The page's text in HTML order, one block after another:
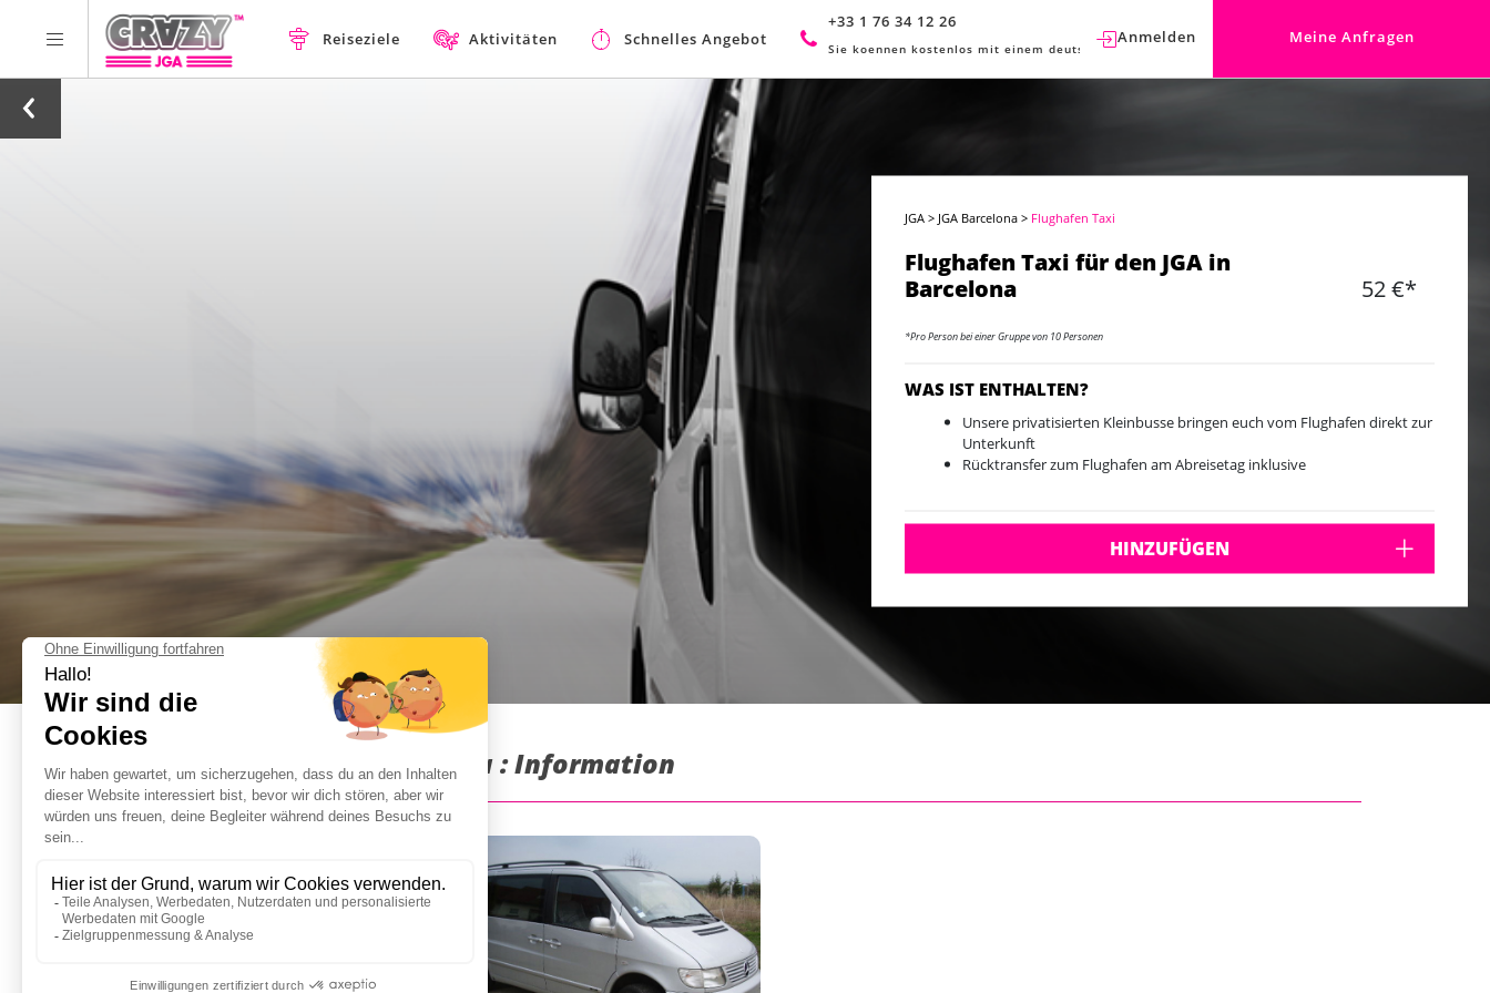
Reiseziele Aktivitäten Schnelles Angebot
+33 1 76 34 12 26
Sie koennen kostenlos mit einem deutschen Berater sprechen.
Anmelden Meine Anfragen
JGA > JGA Barcelona > Flughafen Taxi
Flughafen Taxi für den JGA in
Barcelona
52 €*
*Pro Person bei einer Gruppe von 10 Personen
WAS IST ENTHALTEN?
Unsere privatisierten Kleinbusse bringen euch vom Flughafen direkt zur
Unterkunft
Rücktransfer zum Flughafen am Abreisetag inklusive
HINZUFÜGEN
Flughafen Taxi in Barcelona : Information